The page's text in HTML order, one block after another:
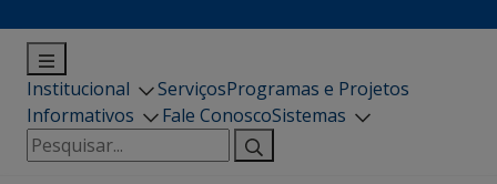
Institucional ServiçosProgramas e Projetos
Informativos
Fale ConoscoSistemas
Pesquisar
por: